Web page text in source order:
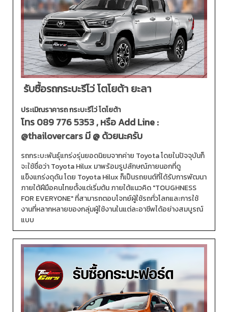
รับซื้อรถกระบะรีโว่ โตโยต้า ยะลา
ประเมิณราคารถ กระบะรีโว่ โตโยต้า
โทร089 776 5353, หรือ Add Line :
@thailovercarsมี @ ด้วยนะครับ
รถกระบะพันธุ์แกร่งรุ่นยอดนิยมจากค่าย Toyota โดยในปัจจุบันก็
จะใช้ชื่อว่า Toyota Hilux มาพร้อมรูปลักษณ์ภายนอกที่ดู
แข็งแกร่งดุดัน โดย Toyota Hilux ก็เป็นรถยนต์ที่ได้รับการพัฒนา
ภายใต้ฝีมือคนไทยตั้งแต่เริ่มต้น ภายใต้แนวคิด "TOUGHNESS
FOR EVERYONE" ที่สามารถตอบโจทย์ผู้ใช้รถทั่วโลกและการใช้
งานที่หลากหลายของกลุ่มผู้ใช้งานในแต่ละอาชีพได้อย่างสมบูรณ์
แบบ